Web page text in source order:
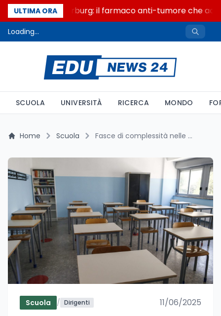
ULTIMA ORA
Un secolo di Warburg: il farmaco anti-tumore che
Loading...
SCUOLA UNIVERSITÀ RICERCA MONDO
Home Scuola Fasce di complessità nelle scuole: al via la raccolta dati digitale per l'a.s. 2025/2026 – Tutte le istruzioni operative dal Ministero
Scuola / Dirigenti 11/06/2025